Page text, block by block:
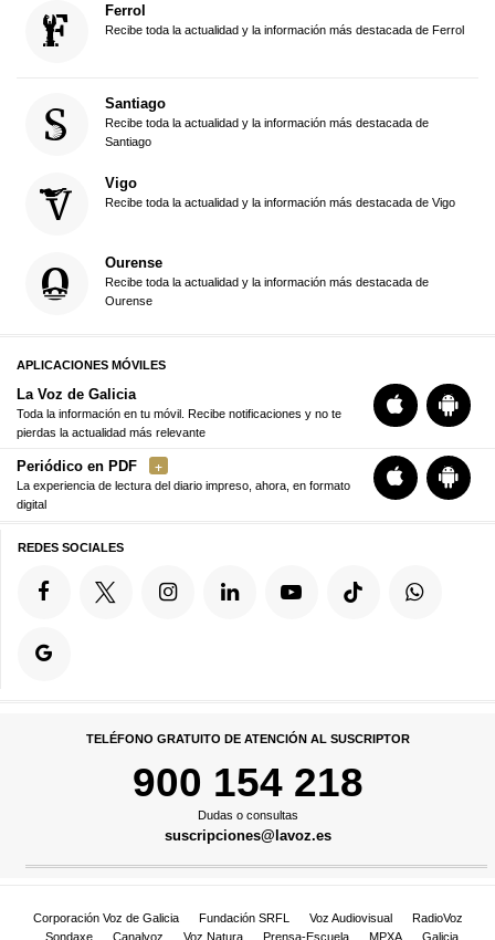
Ferrol
Recibe toda la actualidad y la información más destacada de Ferrol
Santiago
Recibe toda la actualidad y la información más destacada de
Santiago
Vigo
Recibe toda la actualidad y la información más destacada de Vigo
Ourense
Recibe toda la actualidad y la información más destacada de
Ourense
APLICACIONES MÓVILES
La Voz de Galicia
Toda la información en tu móvil. Recibe notificaciones y no te
pierdas la actualidad más relevante
Periódico en PDF
La experiencia de lectura del diario impreso, ahora, en formato
digital
REDES SOCIALES
TELÉFONO GRATUITO DE ATENCIÓN AL SUSCRIPTOR
900 154 218
Dudas o consultas
suscripciones@lavoz.es
Corporación Voz de Galicia Fundación SRFL Voz Audiovisual
RadioVoz
Sondaxe
Canalvoz Voz Natura Prensa-Escuela MPXA Galicia